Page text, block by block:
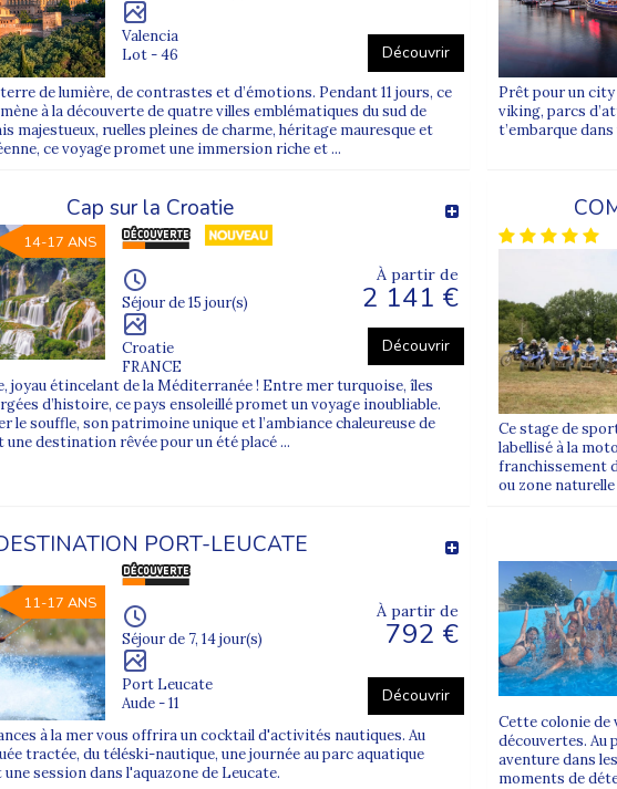
moins chère colonie de vacances pas
Valencia
Lot - 46
Découvrir
terre de lumière, de contrastes et d’émotions. Pendant 11 jours, ce
à la découverte de quatre villes emblématiques du sud de
majestueux, ruelles pleines de charme, héritage mauresque et
ce voyage promet une immersion riche et ...
Prêt pour un
viking, parcs
t’embarque
Cap sur la Croatie
14-17 ANS
Séjour de 15 jour(s)
Croatie
FRANCE
À partir de
2 141 €
Découvrir
joyau étincelant de la Méditerranée ! Entre mer turquoise, îles
d’histoire, ce pays ensoleillé promet un voyage inoubliable.
le souffle, son patrimoine unique et l’ambiance chaleureuse de
destination rêvée pour un été placé ...
Ce stage de
labellisé à la
franchissement
ou zone
PORT-LEUCATE
11-17 ANS
Séjour de 7, 14 jour(s)
Port Leucate
Aude - 11
À partir de
792 €
Découvrir
à la mer vous offrira un cocktail d'activités nautiques. Au
tractée, du téléski-nautique, une journée au parc aquatique
session dans l'aquazone de Leucate.
Cette colonie de
découvertes. Au
aventure dans
moments de